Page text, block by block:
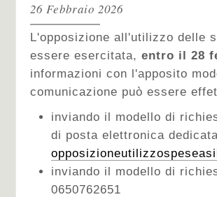
26 Febbraio 2026
L'opposizione all'utilizzo delle
essere esercitata, entro il 28
informazioni con l'apposito
comunicazione può essere
inviando il modello di
di posta elettronica
inviando il modello di
0650762651